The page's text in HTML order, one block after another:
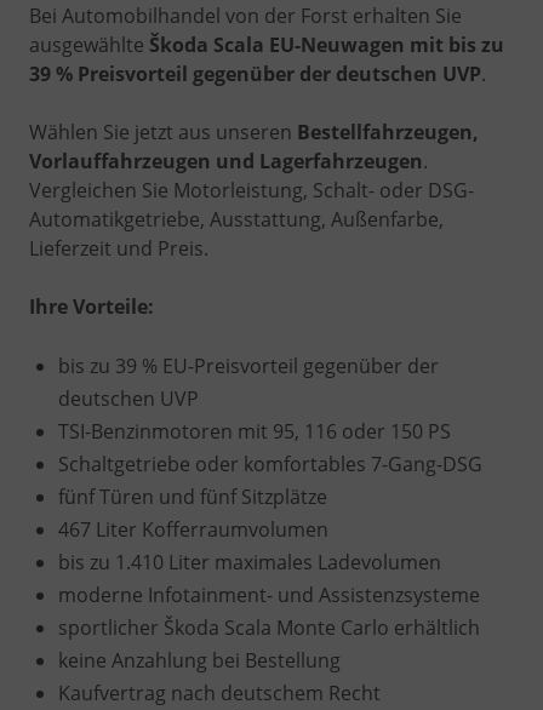
Bei Automobilhandel von der Forst erhalten Sie
ausgewählte Škoda Scala EU-Neuwagen mit bis zu
39 % Preisvorteil gegenüber der deutschen UVP.
Wählen Sie jetzt aus unseren Bestellfahrzeugen,
Vorlauffahrzeugen und Lagerfahrzeugen.
Vergleichen Sie Motorleistung, Schalt- oder DSG-
Automatikgetriebe, Ausstattung, Außenfarbe,
Lieferzeit und Preis.
Ihre Vorteile:
bis zu 39 % EU-Preisvorteil gegenüber der
deutschen UVP
TSI-Benzinmotoren mit 95, 116 oder 150 PS
Schaltgetriebe oder komfortables 7-Gang-DSG
fünf Türen und fünf Sitzplätze
467 Liter Kofferraumvolumen
bis zu 1.410 Liter maximales Ladevolumen
moderne Infotainment- und Assistenzsysteme
sportlicher Škoda Scala Monte Carlo erhältlich
keine Anzahlung bei Bestellung
Kaufvertrag nach deutschem Recht